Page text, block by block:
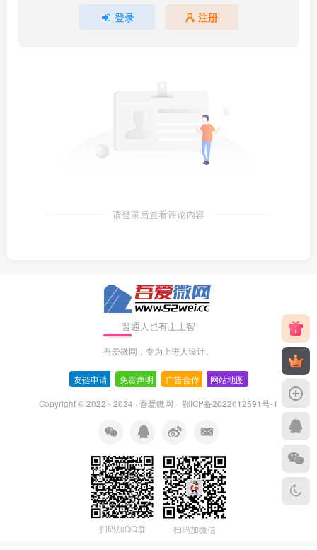
登录 注册
请登录后查看评论内容
普通人也有上上智
吾爱微网，专为上进人设计。
友链申请 免责声明 广告合作 网站地图
Copyright © 2022 - 2024 · 吾爱微网 · 鄂ICP备2022012591号-1
扫码加QQ群 扫码加微信